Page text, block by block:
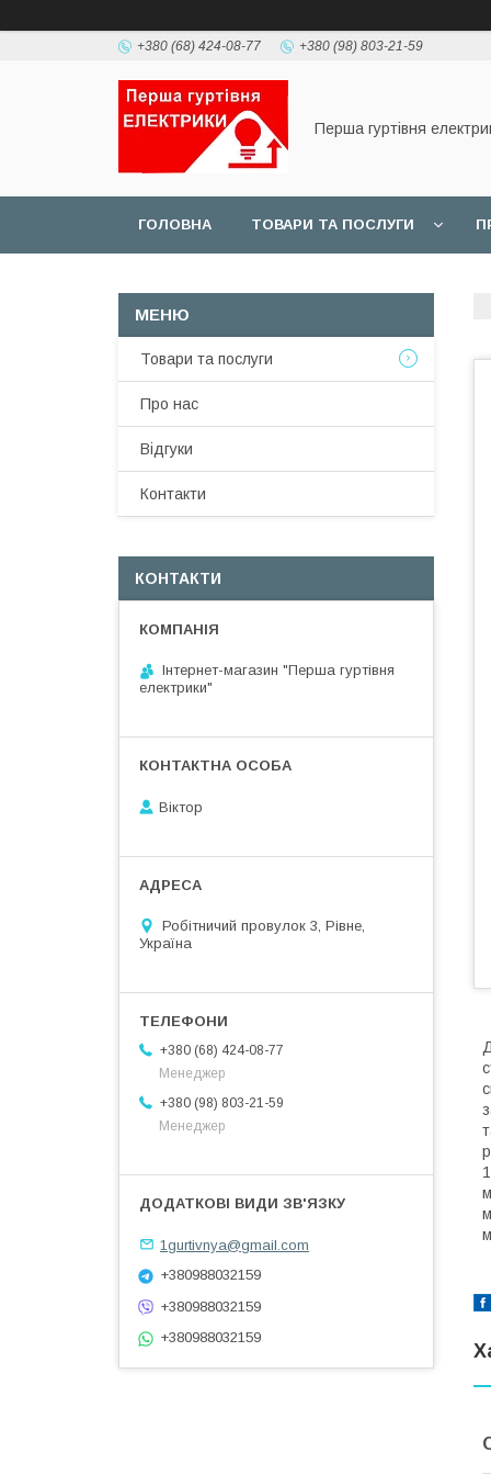
+380 (68) 424-08-77 +380 (98) 803-21-59
Перша гуртівня
ГОЛОВНА ТОВАРИ ТА ПОСЛУГИ
Товари та послуги
Про нас
Відгуки
Контакти
КОНТАКТИ
Інтернет-магазин "Перша гуртівня
електрики"
Віктор
Робітничий провулок 3, Рівне,
Україна
+380 (68) 424-08-77
Менеджер
+380 (98) 803-21-59
Менеджер
1gurtivnya@gmail.com
+380988032159
+380988032159
+380988032159